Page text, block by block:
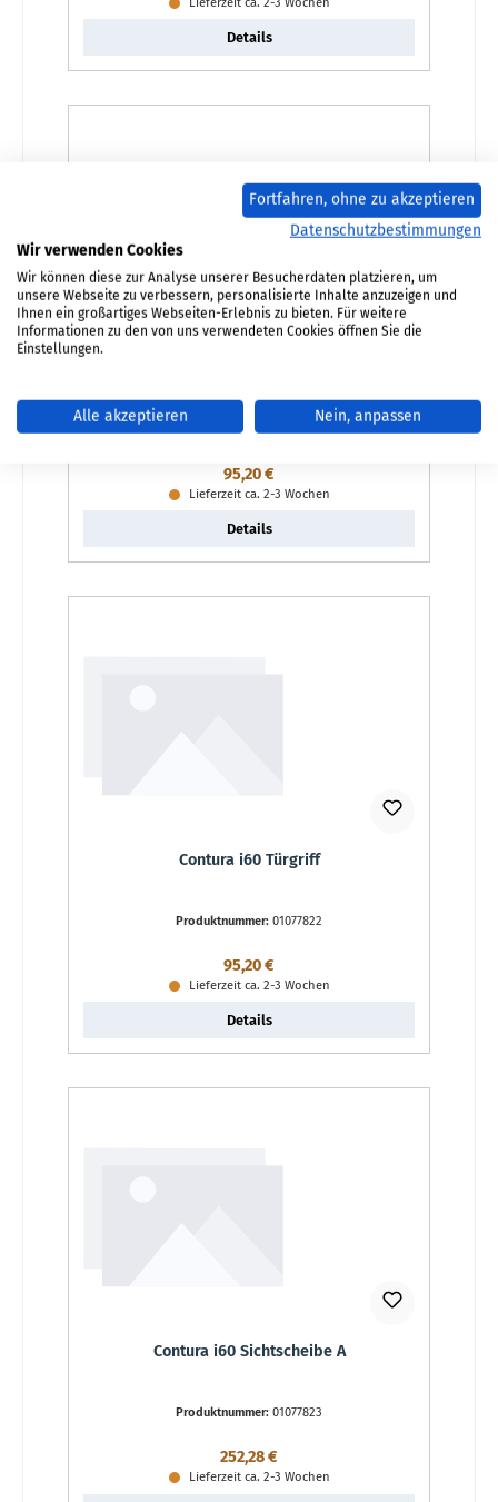
Details
Produktnummer:01077821
Regulärer Preis:
95,20 €
Lieferzeit ca. 2-3 Wochen
Details
Contura i60 Türgriff
Produktnummer: 01077822
Regulärer Preis:
95,20 €
Lieferzeit ca. 2-3 Wochen
Details
Contura i60 Sichtscheibe A
Produktnummer: 01077823
Regulärer Preis:
252,28 €
Lieferzeit ca. 2-3 Wochen
Fortfahren, ohne zu akzeptieren
Datenschutzbestimmungen
Wir verwenden Cookies
Wir können diese zur Analyse unserer Besucherdaten platzieren, um
unsere Webseite zu verbessern, personalisierte Inhalte anzuzeigen und
Ihnen ein großartiges Webseiten-Erlebnis zu bieten. Für weitere
Informationen zu den von uns verwendeten Cookies öffnen Sie die
Einstellungen.
Alle akzeptieren Nein, anpassen